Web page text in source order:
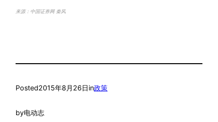
来源： 中国证券网 秦风
Posted2015年8月26日in政策
by电动志